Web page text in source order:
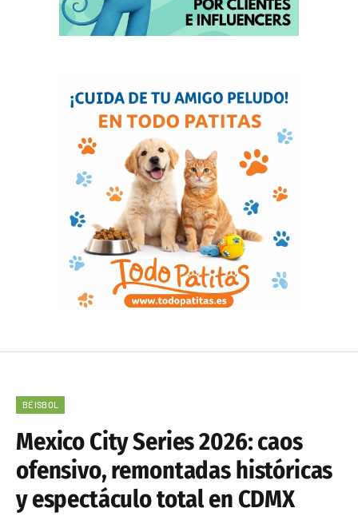
BÉISBOL
Mexico City Series 2026: caos
ofensivo, remontadas históricas
y espectáculo total en CDMX